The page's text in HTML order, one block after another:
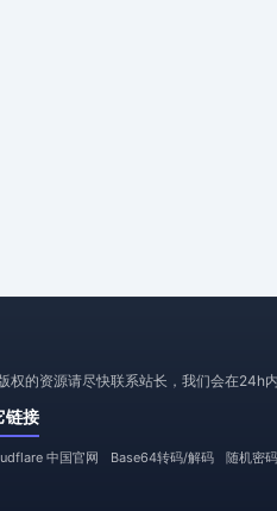
的资源请尽快联系站长，我们会在24h内
链接
中国官网 Base64转码/解码 随机密